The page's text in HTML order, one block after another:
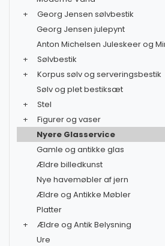
+
Georg Jensen sølvbestik
Georg Jensen julepynt
Anton Michelsen Juleskeer og
+
Sølvbestik
+
Korpus sølv og serveringsbestik
Sølv og plet bestiksæt
+
Stel
+
Figurer og vaser
Nyere Glasservice
Gamle og antikke glas
Ældre billedkunst
Nye havemøbler af jern
Ældre og Antikke Møbler
Platter
+
Ældre og Antik Belysning
Ure